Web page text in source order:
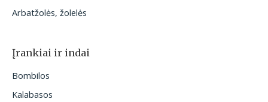
Arbatžolės, žolelės
Įrankiai ir indai
Bombilos
Kalabasos